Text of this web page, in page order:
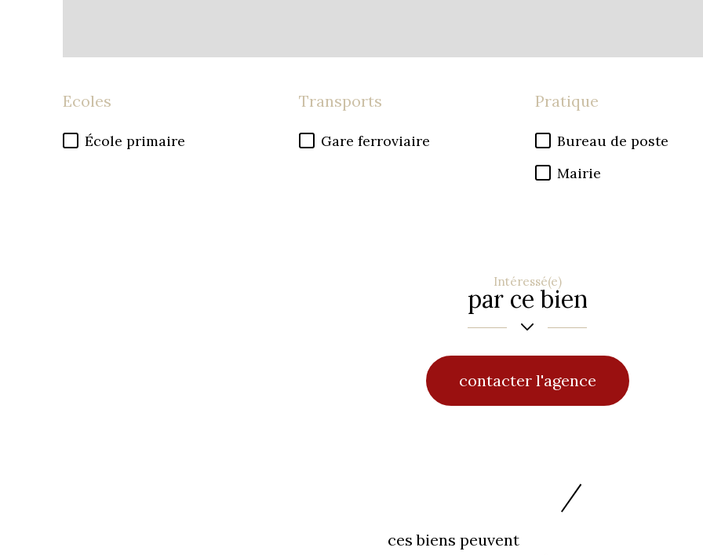
Ecoles
École primaire
Transports
Gare ferroviaire
Pratique
Bureau de poste
Mairie
Intéressé(e)
par ce bien
contacter l'agence
ces biens peuvent